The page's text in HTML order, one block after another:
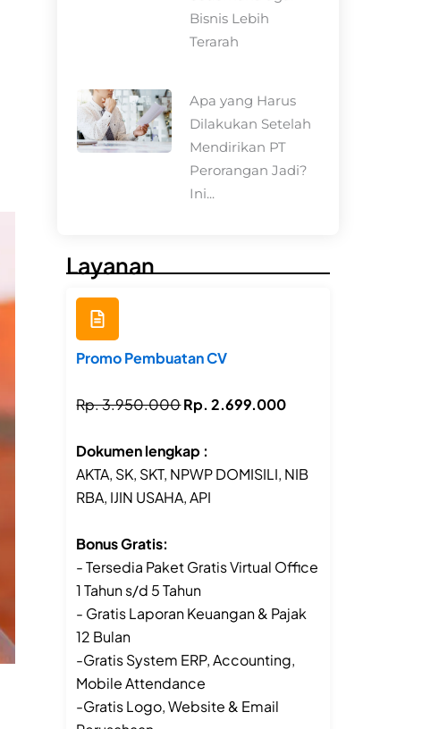
Bisnis Lebih
Terarah
Apa yang Harus
Dilakukan Setelah
Mendirikan PT
Perorangan Jadi?
Ini...
Layanan
Promo Pembuatan CV
Rp. 3.950.000Rp. 2.699.000
Dokumen lengkap :
AKTA, SK, SKT, NPWP DOMISILI, NIB
RBA, IJIN USAHA, API
Bonus Gratis:
- Tersedia Paket Gratis Virtual Office
1 Tahun s/d 5 Tahun
- Gratis Laporan Keuangan & Pajak
12 Bulan
-Gratis System ERP, Accounting,
Mobile Attendance
-Gratis Logo, Website & Email